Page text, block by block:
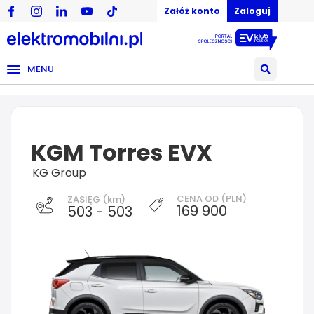
Załóż konto Zaloguj
MENU
KGM Torres EVX
KG Group
ZASIĘG (km)
503 - 503
CENA OD (PLN)
169 900